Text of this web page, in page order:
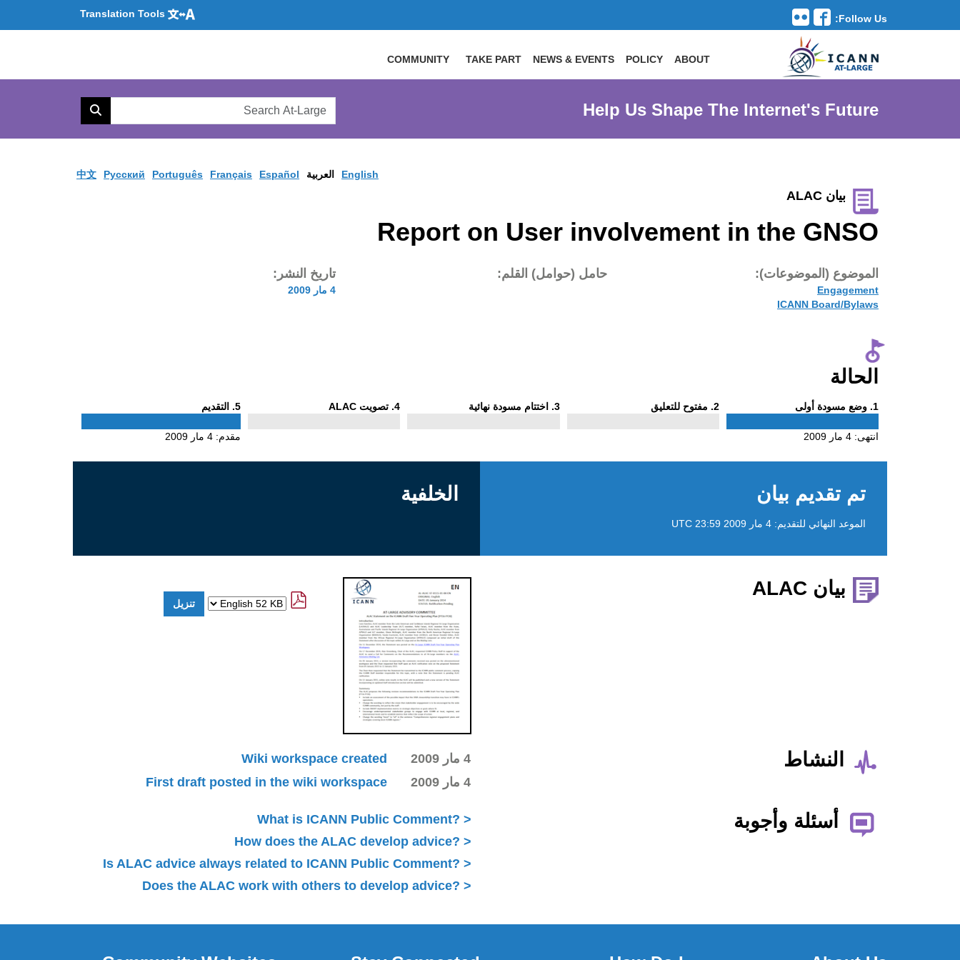
Follow Us:
Translation Tools
Toggle navigation
ABOUT
POLICY
NEWS & EVENTS
TAKE PART
COMMUNITY
Help Us Shape The Internet's Future
AtLarge
Search
English العربية Español
Français
Português
Pусский
中文
بيان ALAC
Report on User involvement in the GNSO
الموضوع (الموضوعات):
Engagement
ICANN Board/Bylaws
حامل (حوامل) القلم: تاريخ النشر:
4 مار 2009
الحالة
1
Phase
. وضع مسودة أولى
انتهى: 4 مار 2009
2
Phase
. مفتوح للتعليق 3
Phase
. اختتام مسودة نهائية 4
Phase
. تصويت ALAC 5
Phase
. التقديم
مقدم: 4 مار 2009
تم تقديم بيان
الموعد النهائي للتقديم: 4 مار 2009 23:59 UTC
الخلفية
بيان ALAC
النشاط 4 مار 2009
Wiki workspace created
4 مار 2009
First draft posted in the wiki workspace
أسئلة وأجوبة
What is ICANN Public Comment?
How does the ALAC develop advice?
Is ALAC advice always related to ICANN Public Comment?
Does the ALAC work with others to develop advice?